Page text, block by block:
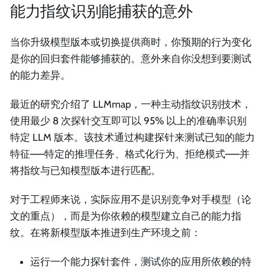
能力指纹识别能捕获的意外
当你升级模型版本或切换提供商时，你预期的行为变化
是你的回归套件能够捕获的。意外来自你没想到要测试
的能力差异。
最近的研究介绍了 LLMmap，一种主动指纹识别技术，
使用最少 8 次探针交互即可以 95% 以上的准确率识别
特定 LLM 版本。该技术通过构建探针来测试已知的能力
特征——特定的推理任务、格式化行为、拒绝模式——并
将指纹与已知模型版本进行匹配。
对于工程师来说，实际应用不是识别竞争对手模型（论
文的重点），而是为你依赖的模型建立自己的能力指
纹。在将新模型版本推进到生产环境之前：
运行一个能力探针套件，测试你的应用所依赖的特